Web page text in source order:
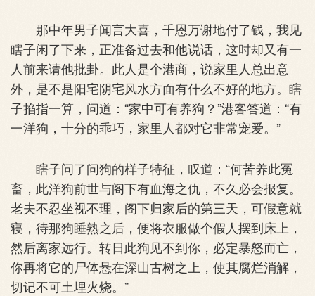
那中年男子闻言大喜，千恩万谢地付了钱，我见
瞎子闲了下来，正准备过去和他说话，这时却又有一
人前来请他批卦。此人是个港商，说家里人总出意
外，是不是阳宅阴宅风水方面有什么不好的地方。瞎
子掐指一算，问道：“家中可有养狗？”港客答道：“有
一洋狗，十分的乖巧，家里人都对它非常宠爱。”
瞎子问了问狗的样子特征，叹道：“何苦养此冤
畜，此洋狗前世与阁下有血海之仇，不久必会报复。
老夫不忍坐视不理，阁下归家后的第三天，可假意就
寝，待那狗睡熟之后，便将衣服做个假人摆到床上，
然后离家远行。转日此狗见不到你，必定暴怒而亡，
你再将它的尸体悬在深山古树之上，使其腐烂消解，
切记不可土埋火烧。”